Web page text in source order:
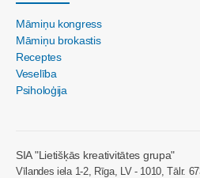
Māmiņu kongress
Māmiņu brokastis
Receptes
Veselība
Psiholoģija
SIA "Lietišķās kreativitātes grupa"
Vīlandes iela 1-2, Rīga, LV - 1010, Tālr.